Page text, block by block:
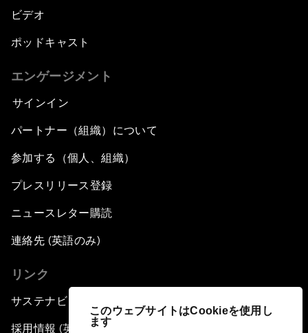
このウェブサイトはCookieを使用し
ます
ビデオ
ポッドキャスト
エンゲージメント
サインイン
パートナー（組織）について
参加する（個人、組織）
プレスリリース登録
ニュースレター購読
連絡先 (英語のみ)
リンク
サステナビリティへの取り組み
採用情報 (英語のみ)